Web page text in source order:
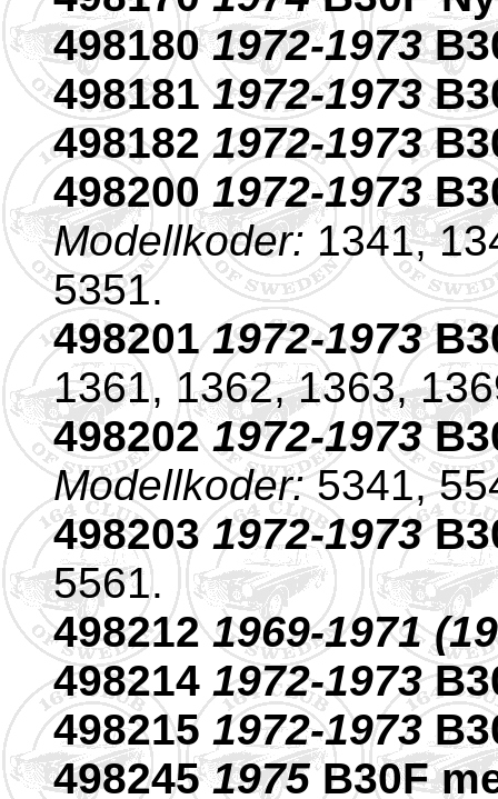
4981801972-1973
4981811972-1973
4981821972-1973
498200 1972-1973
Modellkoder: 1341,
5351.
4982011972-1973
1361, 1362, 1363,
4982021972-1973
Modellkoder:5341,
4982031972-1973
5561.
4982121969-1971
498214 1972-1973
498215 1972-1973
4982451975B30F